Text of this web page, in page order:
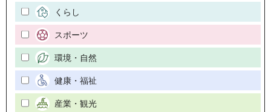
くらし
スポーツ
環境・自然
健康・福祉
産業・観光